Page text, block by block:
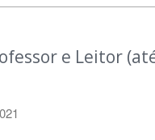
e Leitor